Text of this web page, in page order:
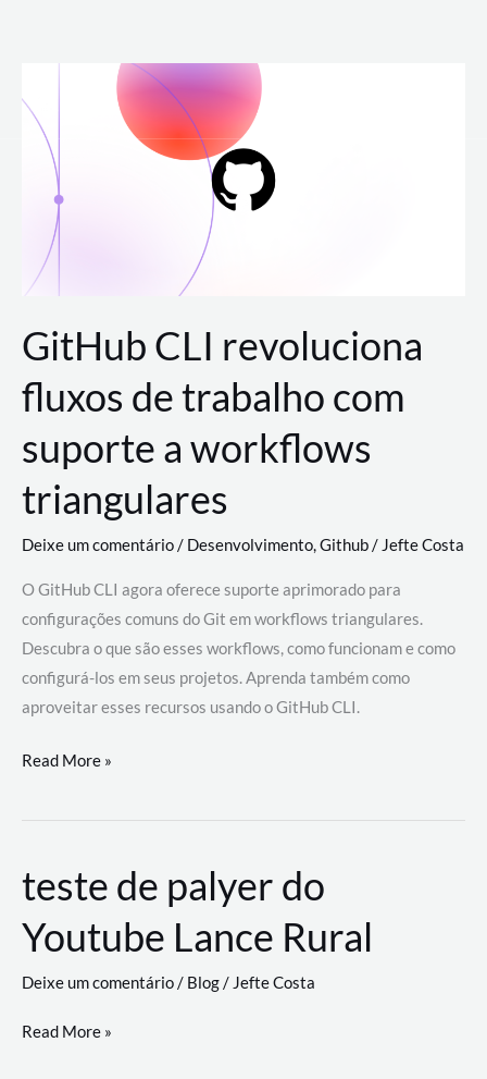
para
conteúdo
GitHub CLI revoluciona
fluxos de trabalho com
suporte a workflows
triangulares
Deixe um comentário/ Desenvolvimento,Github/ Jefte Costa
O GitHub CLI agora oferece suporte aprimorado para
configurações comuns do Git em workflows triangulares.
Descubra o que são esses workflows, como funcionam e como
configurá-los em seus projetos. Aprenda também como
aproveitar esses recursos usando o GitHub CLI.
GitHub
revoluciona
de
trabalho
com
a
workflows
Read More »
teste de palyer do
Youtube Lance Rural
Deixe um comentário/ Blog/ Jefte Costa
teste
Read More »